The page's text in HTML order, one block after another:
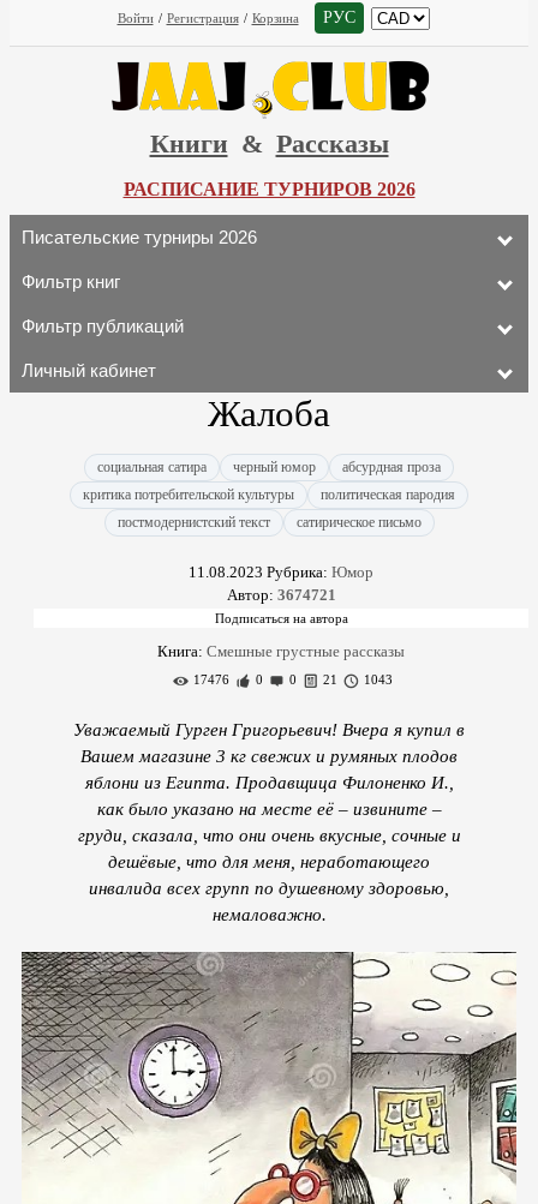
Войти / Регистрация / Корзина РУС
Книги & Рассказы
РАСПИСАНИЕ ТУРНИРОВ 2026
Писательские турниры 2026
Фильтр книг
Фильтр публикаций
Личный кабинет
Жалоба
социальная сатира черный юмор
абсурдная проза
критика потребительской культуры
политическая пародия
постмодернистский текст
сатирическое письмо
11.08.2023 Рубрика: Юмор
Автор: 3674721
Книга: Смешные грустные рассказы
17476 0 0 21 1043
Уважаемый Гурген Григорьевич! Вчера я купил в
Вашем магазине 3 кг свежих и румяных плодов
яблони из Египта. Продавщица Филоненко И.,
как было указано на месте её – извините –
груди, сказала, что они очень вкусные, сочные и
дешёвые, что для меня, неработающего
инвалида всех групп по душевному здоровью,
немаловажно.